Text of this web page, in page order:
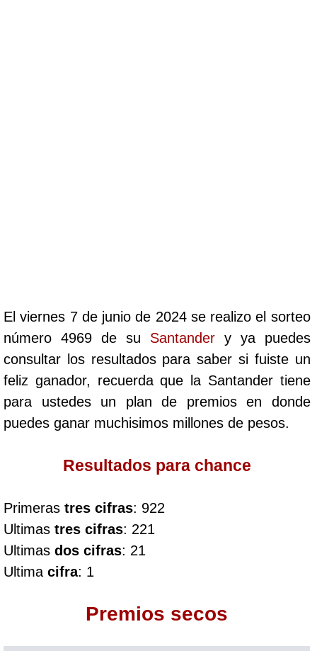
Cafeterito Noche
Caribeña Día
Caribeña Noche
Culona día
Culona noche
Dorado Mañana
El viernes 7 de junio de 2024 se realizo el sorteo
número 4969 de su Santandery ya puedes
consultar los resultados para saber si fuiste un
feliz ganador, recuerda que la Santander tiene
para ustedes un plan de premios en donde
puedes ganar muchisimos millones de pesos.
Resultados para chance
Primeras tres cifras: 922
Ultimas tres cifras: 221
Ultimas dos cifras: 21
Ultima cifra: 1
Premios secos